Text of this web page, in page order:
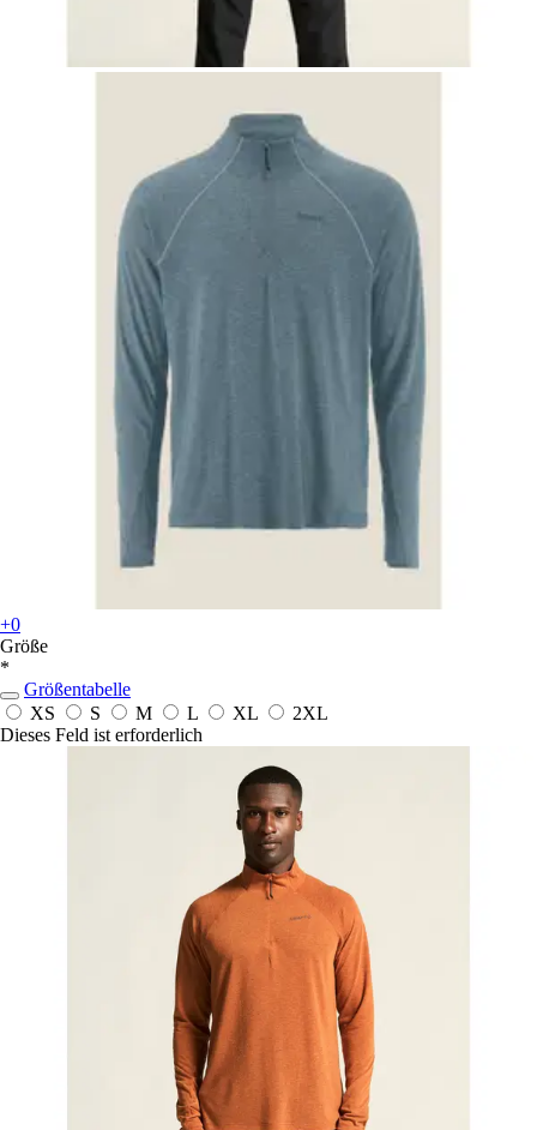
+0
Größe
*
Größentabelle
XS
S M L XL
2XL
Dieses Feld ist erforderlich